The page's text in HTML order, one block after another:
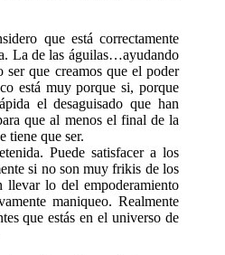
que está correctamente
La de las águilas…ayudando
que creamos que el poder
está muy porque si, porque
el desaguisado que han
que al menos el final de la
tiene que ser.
Puede satisfacer a los
si no son muy frikis de los
llevar lo del empoderamiento
maniqueo. Realmente
que estás en el universo de